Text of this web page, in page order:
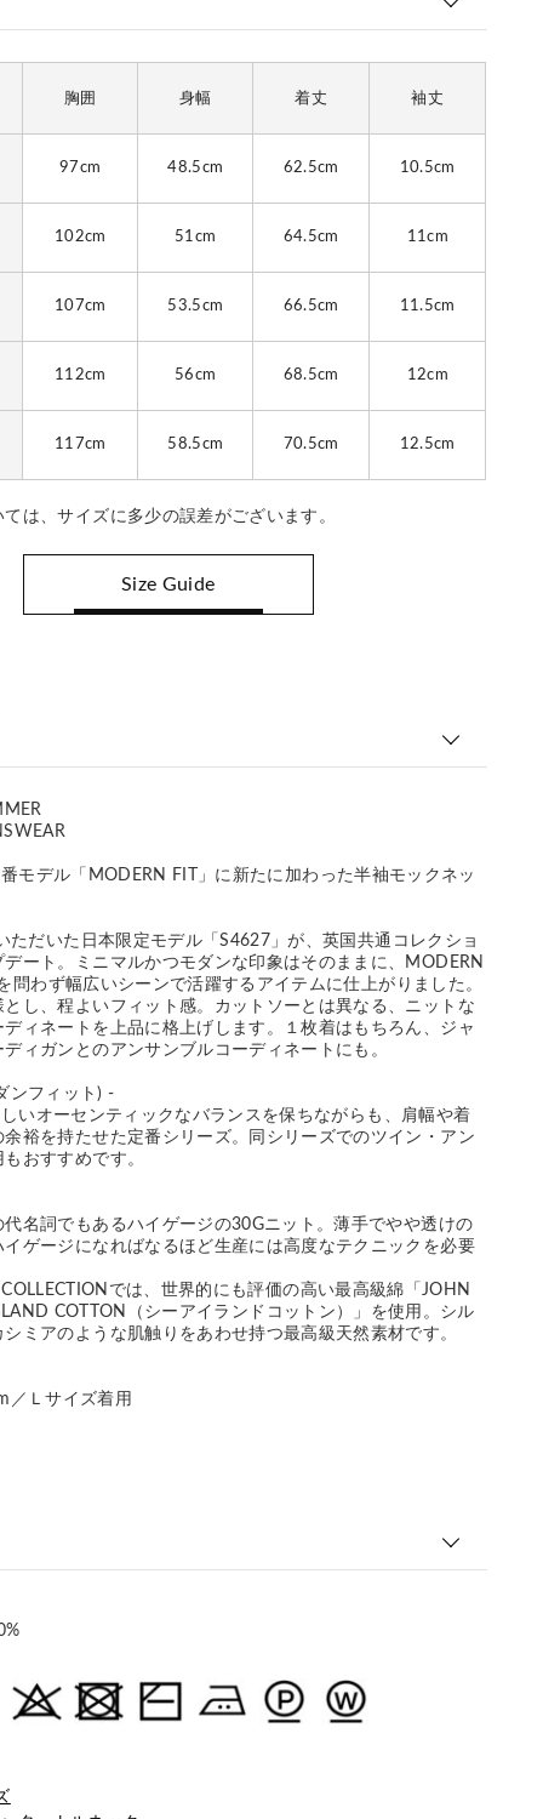
胸囲 身幅 着丈 袖丈
97cm 48.5cm 62.5cm 10.5cm
102cm 51cm 64.5cm 11cm
107cm 53.5cm 66.5cm 11.5cm
112cm 56cm 68.5cm 12cm
117cm 58.5cm 70.5cm 12.5cm
は、サイズに多少の誤差がございます。
Size Guide
モデル「MODERN FIT」に新たに加わった半袖モックネッ
ただいた日本限定モデル「S4627」が、英国共通コレクショ
デート。ミニマルかつモダンな印象はそのままに、MODERN
問わず幅広いシーンで活躍するアイテムに仕上がりました。
し、程よいフィット感。カットソーとは異なる、ニットな
ディネートを上品に格上げします。１枚着はもちろん、ジャ
ィガンとのアンサンブルコーディネートにも。
ンフィット) -
いオーセンティックなバランスを保ちながらも、肩幅や着
裕を持たせた定番シリーズ。同シリーズでのツイン・アン
おすすめです。
名詞でもあるハイゲージの30Gニット。薄手でやや透けの
ゲージになればなるほど生産には高度なテクニックを必要
では、世界的にも評価の高い最高級綿「JOHN
COTTON（シーアイランドコットン）」を使用。シル
ミアのような肌触りをあわせ持つ最高級天然素材です。
／Ｌサイズ着用